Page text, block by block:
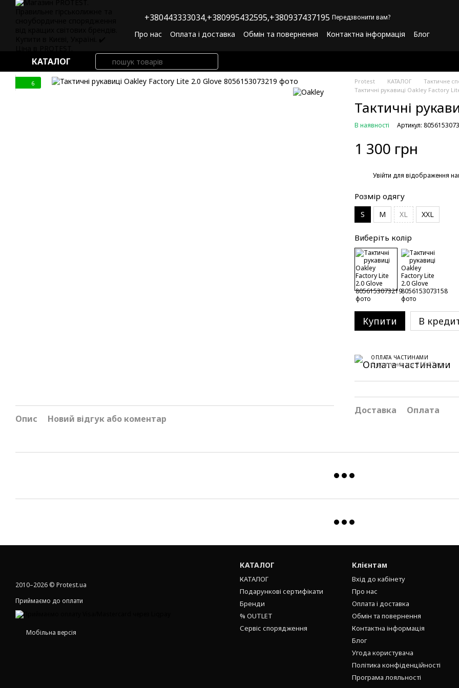
Перейти до основного контенту
+380443333034,+380995432595,+380937437195 Передзвонити вам?
Про нас Оплата і доставка Обмін та повернення Контактна інформація
Блог
КАТАЛОГ
6
Опис Новий відгук або коментар
Protest КАТАЛОГ
Тактичне
Тактичні рукавиці Oakley Factory
Тактичні
В наявності Артикул:
1 300 грн
Увійти для відображення
Розмір одягу
S M XL XXL
Виберіть колір
Купити В
ОПЛАТА ЧАСТИНАМИ
6 платежів по 216.67 грн
Доставка Оплата
2010–2026 © Protest.ua
Приймаємо до оплати
Мобільна версія
КАТАЛОГ
КАТАЛОГ
Подарункові сертифікати
Бренди
% OUTLET
Сервіс спорядження
Клієнтам
Вхід до кабінету
Про нас
Оплата і доставка
Обмін та повернення
Контактна інформація
Блог
Угода користувача
Політика конфіденційності
Програма лояльності